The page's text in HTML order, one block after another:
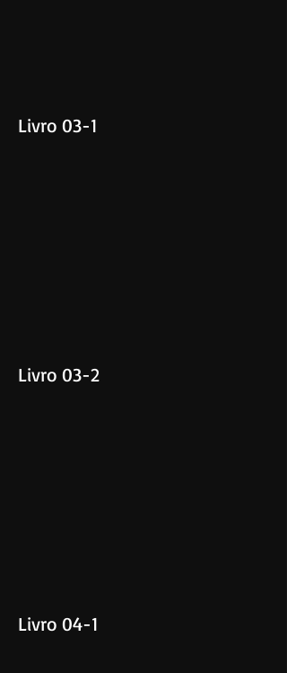
Livro 03-1
Livro 03-2
Livro 04-1